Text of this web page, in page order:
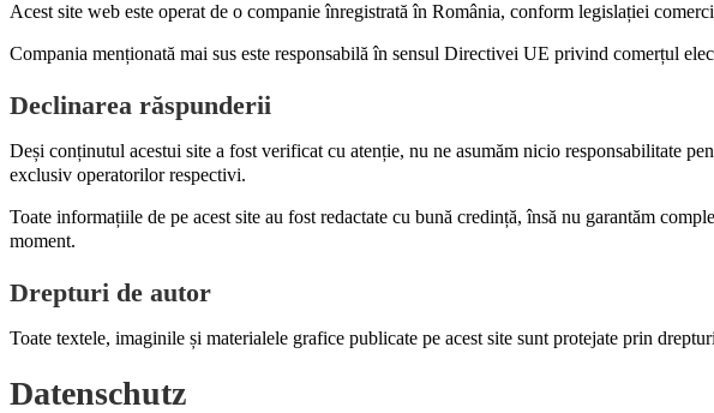
Acest site web este operat de o companie înregistrată în România, conform legislației
Compania menționată mai sus este responsabilă în sensul Directivei UE privind comerțul
Declinarea răspunderii
Deși conținutul acestui site a fost verificat cu atenție, nu ne asumăm nicio responsabilitate
exclusiv operatorilor respectivi.
Toate informațiile de pe acest site au fost redactate cu bună credință, însă nu garantăm
moment.
Drepturi de autor
Toate textele, imaginile și materialele grafice publicate pe acest site sunt protejate prin
Datenschutz